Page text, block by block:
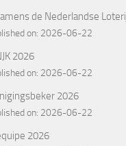
de Nederlandse
on: 2026-06-22
2026
on: 2026-06-22
2026
on: 2026-06-22
2026